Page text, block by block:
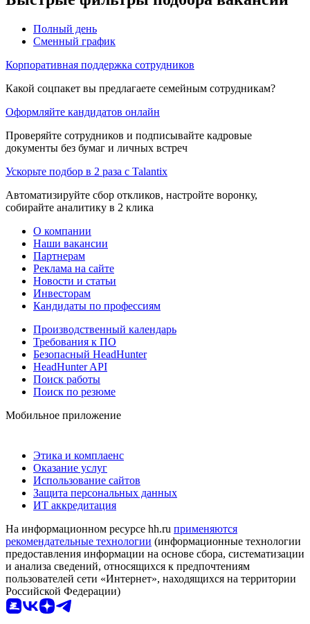
Полный день
Сменный график
Корпоративная поддержка сотрудников
Какой соцпакет вы предлагаете семейным сотрудникам?
Оформляйте кандидатов онлайн
Проверяйте сотрудников и подписывайте кадровые
документы без бумаг и личных встреч
Ускорьте подбор в 2 раза с Talantix
Автоматизируйте сбор откликов, настройте воронку,
собирайте аналитику в 2 клика
О компании
Наши вакансии
Партнерам
Реклама на сайте
Новости и статьи
Инвесторам
Кандидаты по профессиям
Производственный календарь
Требования к ПО
Безопасный HeadHunter
HeadHunter API
Поиск работы
Поиск по резюме
Мобильное приложение
Этика и комплаенс
Оказание услуг
Использование сайтов
Защита персональных данных
ИТ аккредитация
На информационном ресурсе hh.ru применяются
рекомендательные технологии (информационные технологии
предоставления информации на основе сбора, систематизации
и анализа сведений, относящихся к предпочтениям
пользователей сети «Интернет», находящихся на территории
Российской Федерации)